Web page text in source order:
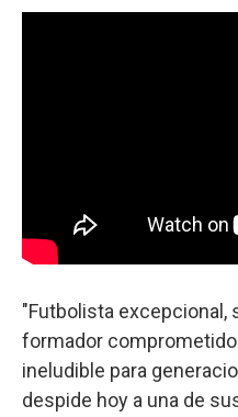
"Futbolista excepcional,
formador
ineludible para
despide hoy a una de